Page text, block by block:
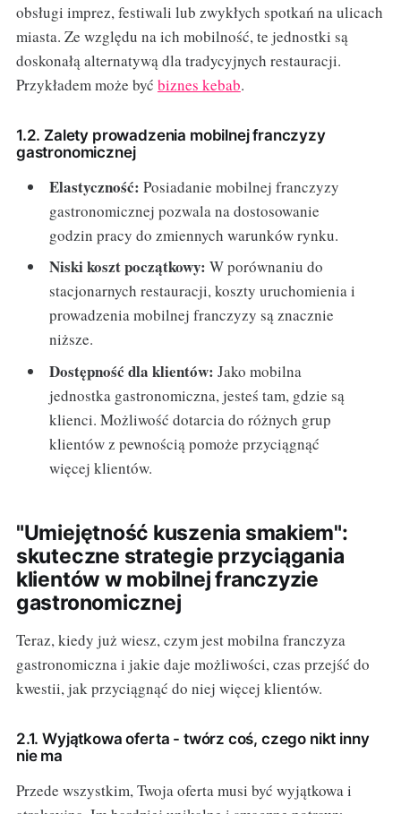
obsługi imprez, festiwali lub zwykłych spotkań na ulicach
miasta. Ze względu na ich mobilność, te jednostki są
doskonałą alternatywą dla tradycyjnych restauracji.
Przykładem może być biznes kebab.
1.2. Zalety prowadzenia mobilnej franczyzy
gastronomicznej
Elastyczność: Posiadanie mobilnej franczyzy
gastronomicznej pozwala na dostosowanie
godzin pracy do zmiennych warunków rynku.
Niski koszt początkowy: W porównaniu do
stacjonarnych restauracji, koszty uruchomienia i
prowadzenia mobilnej franczyzy są znacznie
niższe.
Dostępność dla klientów: Jako mobilna
jednostka gastronomiczna, jesteś tam, gdzie są
klienci. Możliwość dotarcia do różnych grup
klientów z pewnością pomoże przyciągnąć
więcej klientów.
"Umiejętność kuszenia smakiem":
skuteczne strategie przyciągania
klientów w mobilnej franczyzie
gastronomicznej
Teraz, kiedy już wiesz, czym jest mobilna franczyza
gastronomiczna i jakie daje możliwości, czas przejść do
kwestii, jak przyciągnąć do niej więcej klientów.
2.1. Wyjątkowa oferta - twórz coś, czego nikt inny
nie ma
Przede wszystkim, Twoja oferta musi być wyjątkowa i